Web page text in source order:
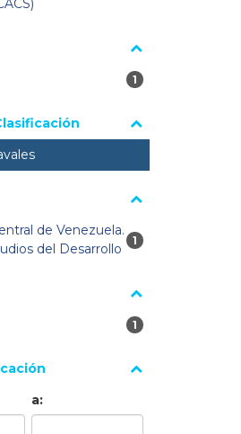
1 resultados
1
de Venezuela.
del Desarrollo
1 resultados
1
1 resultados
1
a: